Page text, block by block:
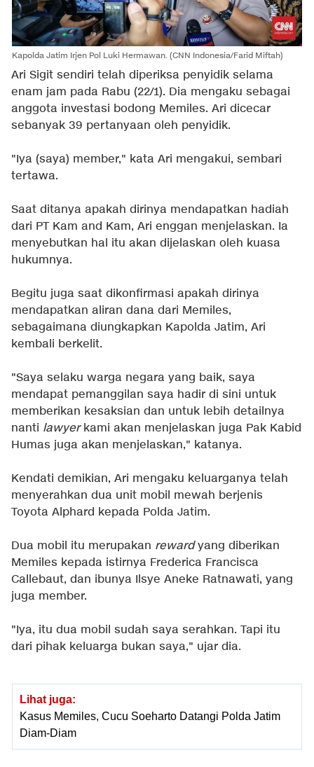
Kapolda Jatim Irjen Pol Luki Hermawan. (CNN Indonesia/Farid Miftah)
Ari Sigit sendiri telah diperiksa penyidik selama
enam jam pada Rabu (22/1). Dia mengaku sebagai
anggota investasi bodong Memiles. Ari dicecar
sebanyak 39 pertanyaan oleh penyidik.
"Iya (saya) member," kata Ari mengakui, sembari
tertawa.
Saat ditanya apakah dirinya mendapatkan hadiah
dari PT Kam and Kam, Ari enggan menjelaskan. Ia
menyebutkan hal itu akan dijelaskan oleh kuasa
hukumnya.
Begitu juga saat dikonfirmasi apakah dirinya
mendapatkan aliran dana dari Memiles,
sebagaimana diungkapkan Kapolda Jatim, Ari
kembali berkelit.
"Saya selaku warga negara yang baik, saya
mendapat pemanggilan saya hadir di sini untuk
memberikan kesaksian dan untuk lebih detailnya
nanti lawyerkami akan menjelaskan juga Pak Kabid
Humas juga akan menjelaskan," katanya.
Kendati demikian, Ari mengaku keluarganya telah
menyerahkan dua unit mobil mewah berjenis
Toyota Alphard kepada Polda Jatim.
Dua mobil itu merupakan rewardyang diberikan
Memiles kepada istirnya Frederica Francisca
Callebaut, dan ibunya Ilsye Aneke Ratnawati, yang
juga member.
"Iya, itu dua mobil sudah saya serahkan. Tapi itu
dari pihak keluarga bukan saya," ujar dia.
Lihat juga:
Kasus Memiles, Cucu Soeharto Datangi Polda Jatim
Diam-Diam